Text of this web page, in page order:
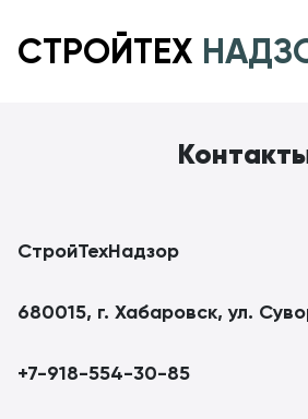
СТРОЙТЕХ
СтройТехНадзор
680015, г. Хабаровск, ул.
+7-918-554-30-85